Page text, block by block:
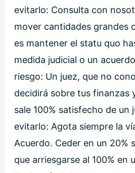
evitarlo: Consulta con
mover cantidades grandes
es mantener el statu quo
medida judicial o un
riesgo: Un juez, que no
decidirá sobre tus finanzas
sale 100% satisfecho de un
evitarlo: Agota siempre la
Acuerdo. Ceder en un 20%
que arriesgarse al 100% en